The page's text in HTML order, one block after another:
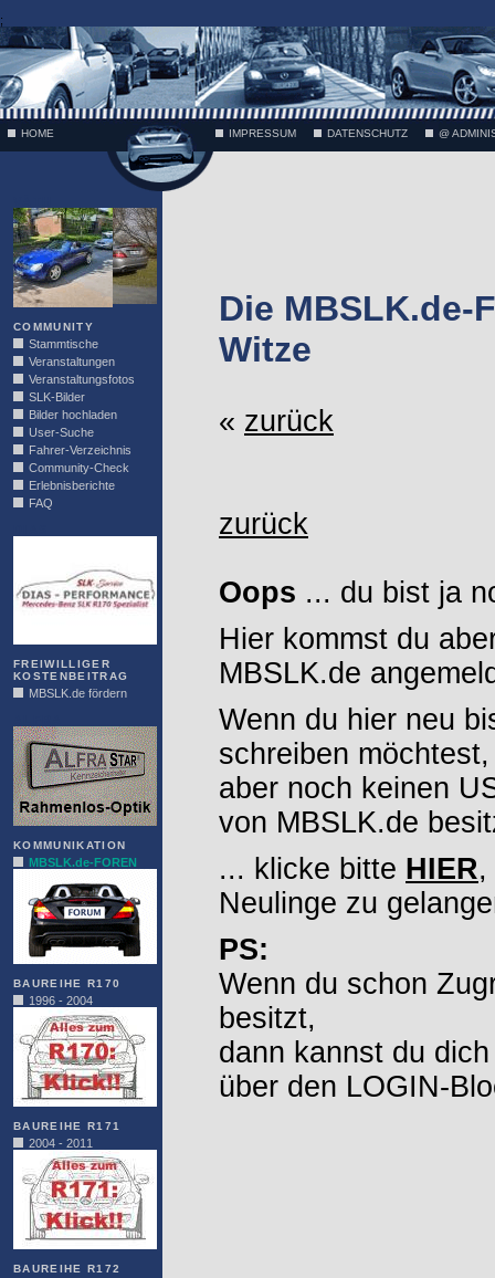
;
HOME IMPRESSUM DATENSCHUTZ @
COMMUNITY
Stammtische
Veranstaltungen
Veranstaltungsfotos
SLK-Bilder
Bilder hochladen
User-Suche
Fahrer-Verzeichnis
Community-Check
Erlebnisberichte
FAQ
FREIWILLIGER
KOSTENBEITRAG
MBSLK.de fördern
KOMMUNIKATION
MBSLK.de-FOREN
BAUREIHE R170
1996 - 2004
BAUREIHE R171
2004 - 2011
BAUREIHE R172
Die MBSLK.de-
Witze
« zurück
zurück
Oops ... du bist ja
Hier kommst du
MBSLK.de
Wenn du hier neu
schreiben möchtest,
aber noch keinen
von MBSLK.de
... klicke bitte HIER,
Neulinge zu
PS:
Wenn du schon
besitzt,
dann kannst du
über den LOGIN-